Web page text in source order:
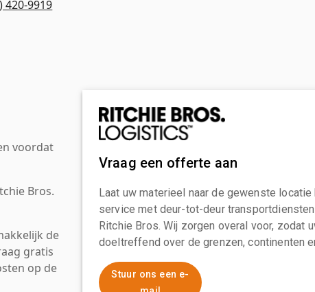
420-9919
voordat
Bros.
de
gratis
op de
Vraag een offerte aan
Laat uw materieel naar de gewenste
service met deur-tot-deur
Ritchie Bros. Wij zorgen overal voor, zodat
doeltreffend over de grenzen, continenten
Stuur ons een e-